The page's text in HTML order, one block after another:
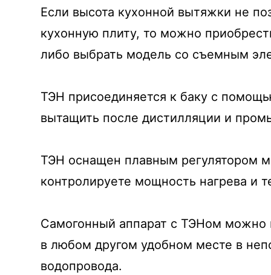
Если высота кухонной вытяжки не
кухонную плиту, то можно
либо выбрать модель со съемным
ТЭН присоединяется к баку с
вытащить после дистилляции и
ТЭН оснащен плавным регулятором
контролируете мощность нагрева и
Самогонный аппарат с ТЭНом можно
в любом другом удобном месте в
водопровода.